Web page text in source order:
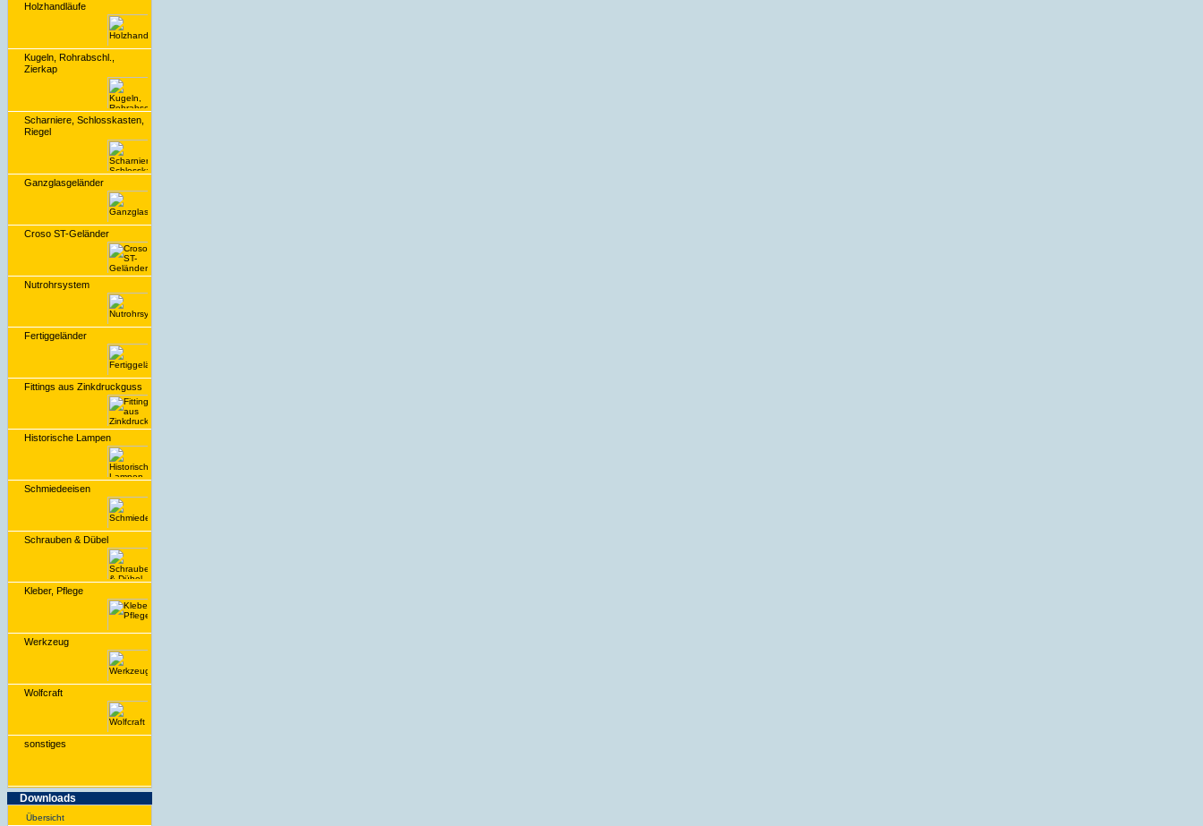
Holzhandläufe
Kugeln, Rohrabschl.,
Zierkap
Scharniere, Schlosskasten,
Riegel
Ganzglasgeländer
Croso ST-Geländer
Nutrohrsystem
Fertiggeländer
Fittings aus Zinkdruckguss
Historische Lampen
Schmiedeeisen
Schrauben & Dübel
Kleber, Pflege
Werkzeug
Wolfcraft
sonstiges
Downloads
Übersicht